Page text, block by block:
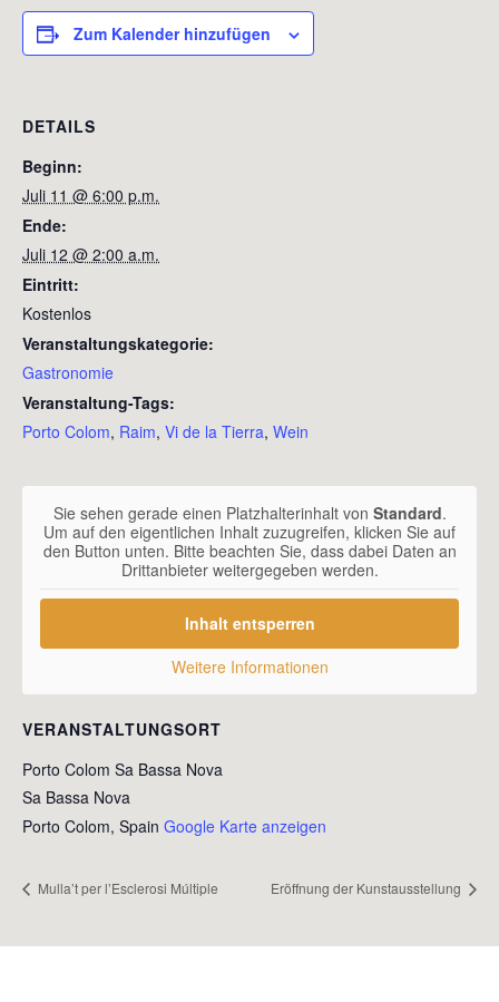
Zum Kalender hinzufügen
DETAILS
Beginn:
Juli 11 @ 6:00 p.m.
Ende:
Juli 12 @ 2:00 a.m.
Eintritt:
Kostenlos
Veranstaltungskategorie:
Gastronomie
Veranstaltung-Tags:
Porto Colom, Raim, Vi de la Tierra, Wein
VERANSTALTUNGSORT
Porto Colom Sa Bassa Nova
Sa Bassa Nova
Porto Colom, Spain Google Karte anzeigen
Sie sehen gerade einen Platzhalterinhalt von Standard.
Um auf den eigentlichen Inhalt zuzugreifen, klicken Sie auf
den Button unten. Bitte beachten Sie, dass dabei Daten an
Drittanbieter weitergegeben werden.
Inhalt entsperren
Weitere Informationen
Mulla’t per l’Esclerosi Múltiple Eröffnung der Kunstausstellung